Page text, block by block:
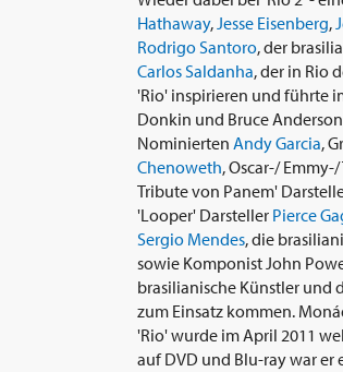
Hathaway,Jesse Eisenberg,
Rodrigo Santoro, der
Carlos Saldanha, der in Rio
'Rio' inspirieren und führte
Donkin und Bruce
Nominierten Andy Garcia,
Chenoweth, Oscar-/
Tribute von Panem'
'Looper' Darsteller Pierce
Sergio Mendes, die
sowie Komponist John
brasilianische Künstler und
zum Einsatz kommen.
'Rio' wurde im April 2011
auf DVD und Blu-ray war er